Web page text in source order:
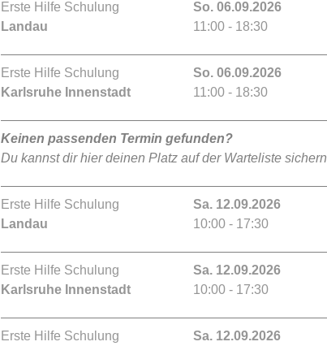
Erste Hilfe Schulung
Landau
So. 06.09.2026
11:00 - 18:30
Erste Hilfe Schulung
Karlsruhe Innenstadt
So. 06.09.2026
11:00 - 18:30
Keinen passenden Termin gefunden?
Du kannst dir hier deinen Platz auf der Warteliste sichern
Erste Hilfe Schulung
Landau
Sa. 12.09.2026
10:00 - 17:30
Erste Hilfe Schulung
Karlsruhe Innenstadt
Sa. 12.09.2026
10:00 - 17:30
Erste Hilfe Schulung
Sa. 12.09.2026